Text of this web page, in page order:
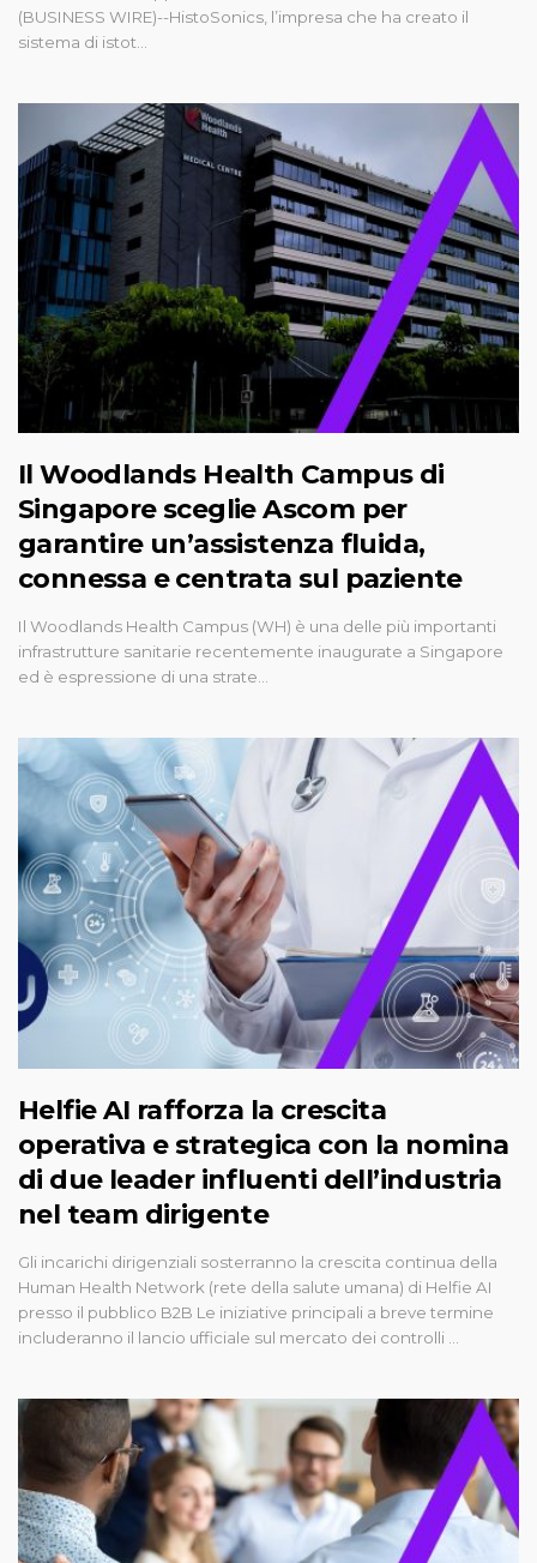
(BUSINESS WIRE)--HistoSonics, l’impresa che ha creato il
sistema di istot...
Il Woodlands Health Campus di
Singapore sceglie Ascom per
garantire un’assistenza fluida,
connessa e centrata sul paziente
Il Woodlands Health Campus (WH) è una delle più importanti
infrastrutture sanitarie recentemente inaugurate a Singapore
ed è espressione di una strate…
Helfie AI rafforza la crescita
operativa e strategica con la nomina
di due leader influenti dell’industria
nel team dirigente
Gli incarichi dirigenziali sosterranno la crescita continua della
Human Health Network (rete della salute umana) di Helfie AI
presso il pubblico B2B Le iniziative principali a breve termine
includeranno il lancio ufficiale sul mercato dei controlli ...